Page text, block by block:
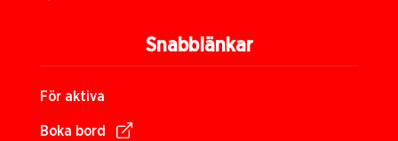
Snabblänkar
För aktiva
Boka bord